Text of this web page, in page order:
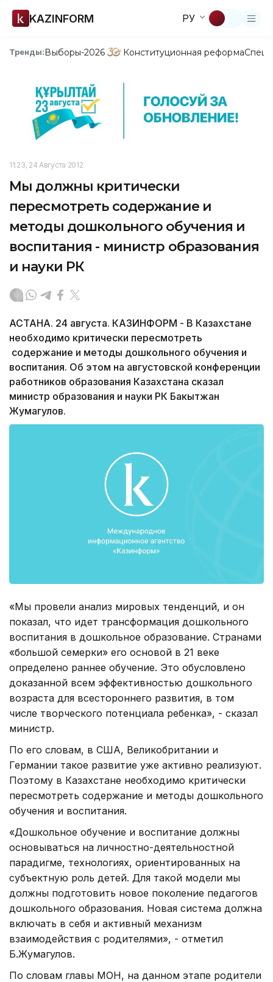
KAZINFORM РУ
Тренды:Выборы-2026 Конституционная реформа
11:23, 24 Августа 2012
Мы должны критически
пересмотреть содержание и
методы дошкольного обучения и
воспитания - министр образования
и науки РК
АСТАНА. 24 августа. КАЗИНФОРМ - В Казахстане
необходимо критически пересмотреть
содержание и методы дошкольного обучения и
воспитания. Об этом на августовской конференции
работников образования Казахстана сказал
министр образования и науки РК Бакытжан
Жумагулов.
«Мы провели анализ мировых тенденций, и он
показал, что идет трансформация дошкольного
воспитания в дошкольное образование. Странами
«большой семерки» его основой в 21 веке
определено раннее обучение. Это обусловлено
доказанной всем эффективностью дошкольного
возраста для всестороннего развития, в том
числе творческого потенциала ребенка», - сказал
министр.
По его словам, в США, Великобритании и
Германии такое развитие уже активно реализуют.
Поэтому в Казахстане необходимо критически
пересмотреть содержание и методы дошкольного
обучения и воспитания.
«Дошкольное обучение и воспитание должны
основываться на личностно-деятельностной
парадигме, технологиях, ориентированных на
субъектную роль детей. Для такой модели мы
должны подготовить новое поколение педагогов
дошкольного образования. Новая система должна
включать в себя и активный механизм
взаимодействия с родителями», - отметил
Б.Жумагулов.
По словам главы МОН, на данном этапе родители